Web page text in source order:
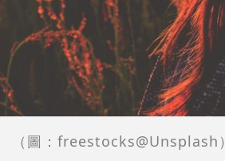
（圖：freestocks@Unsplash）